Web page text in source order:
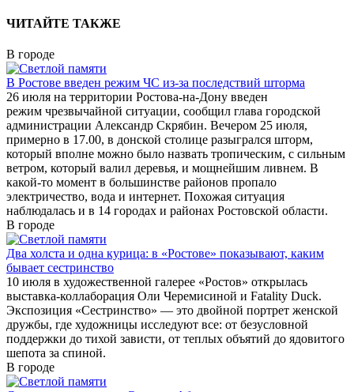
ЧИТАЙТЕ ТАКЖЕ
В городе
В Ростове введен режим ЧС из-за последствий шторма
26 июля на территории Ростова-на-Дону введен
режим чрезвычайной ситуации, сообщил глава городской
администрации Александр Скрябин. Вечером 25 июля,
примерно в 17.00, в донской столице разыгрался шторм,
который вполне можно было назвать тропическим, с сильным
ветром, который валил деревья, и мощнейшим ливнем. В
какой-то момент в большинстве районов пропало
электричество, вода и интернет. Похожая ситуация
наблюдалась и в 14 городах и районах Ростовской области.
В городе
Два холста и одна курица: в «Ростове» показывают, каким
бывает сестринство
10 июля в художественной галерее «Ростов» открылась
выставка-коллаборация Оли Черемисиной и Fatality Duck.
Экспозиция «Сестринство» — это двойной портрет женской
дружбы, где художницы исследуют все: от безусловной
поддержки до тихой зависти, от теплых объятий до ядовитого
шепота за спиной.
В городе